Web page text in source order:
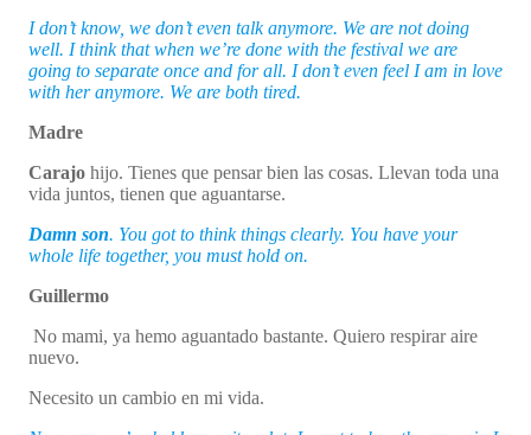
I don’t know, we don’t even talk anymore. We are not doing
well. I think that when we’re done with the festival we are
going to separate once and for all. I don’t even feel I am in love
with her anymore. We are both tired.
Madre
Carajo hijo. Tienes que pensar bien las cosas. Llevan toda una
vida juntos, tienen que aguantarse.
Damn son. You got to think things clearly. You have your
whole life together, you must hold on.
Guillermo
No mami, ya hemo aguantado bastante. Quiero respirar aire
nuevo.
Necesito un cambio en mi vida.